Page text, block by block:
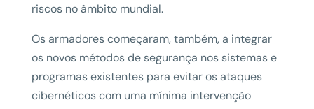
riscos no âmbito mundial.
Os armadores começaram, também, a integrar
os novos métodos de segurança nos sistemas e
programas existentes para evitar os ataques
cibernéticos com uma mínima intervenção